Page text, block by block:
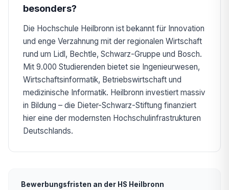
besonders?
Die Hochschule Heilbronn ist bekannt für Innovation
und enge Verzahnung mit der regionalen Wirtschaft
rund um Lidl, Bechtle, Schwarz-Gruppe und Bosch.
Mit 9.000 Studierenden bietet sie Ingenieurwesen,
Wirtschaftsinformatik, Betriebswirtschaft und
medizinische Informatik. Heilbronn investiert massiv
in Bildung – die Dieter-Schwarz-Stiftung finanziert
hier eine der modernsten Hochschulinfrastrukturen
Deutschlands.
Bewerbungsfristen an der HS Heilbronn